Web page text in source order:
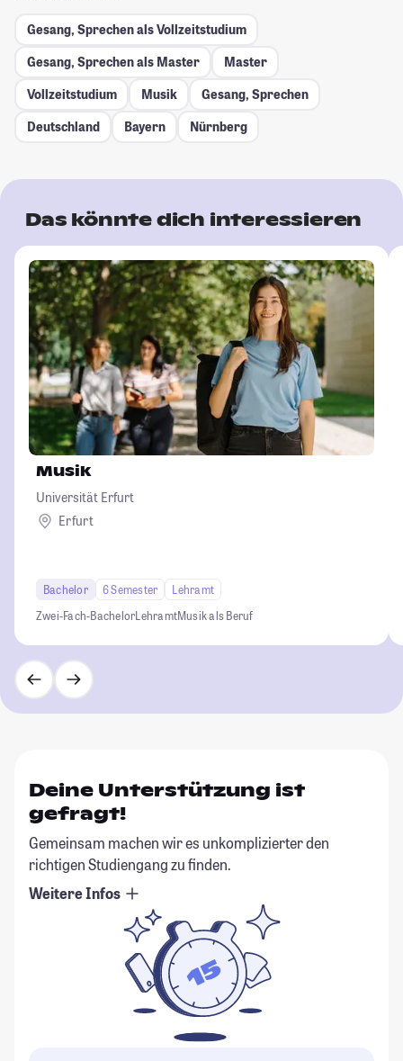
Gesang, Sprechen als Vollzeitstudium
Gesang, Sprechen als Master
Master
Vollzeitstudium
Musik
Gesang, Sprechen
Deutschland
Bayern Nürnberg
Das könnte dich interessieren
Musik
Universität Erfurt
Erfurt
Bachelor 6 Semester
Lehramt
Zwei-Fach-BachelorLehramtMusik als Beruf
Deine Unterstützung ist
gefragt!
Gemeinsam machen wir es unkomplizierter den
richtigen Studiengang zu finden.
Weitere Infos